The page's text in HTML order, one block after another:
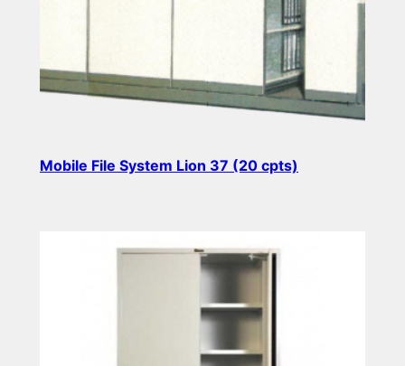
Mobile File System Lion 37 (20 cpts)